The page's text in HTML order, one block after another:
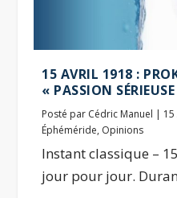
15 AVRIL 1918 :
« PASSION
Posté par Cédric Manuel |
Éphéméride, Opinions
Instant classique –
jour pour jour.